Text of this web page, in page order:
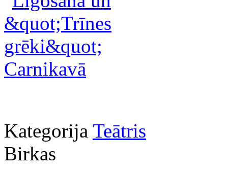
Kategorija Teātris
Birkas